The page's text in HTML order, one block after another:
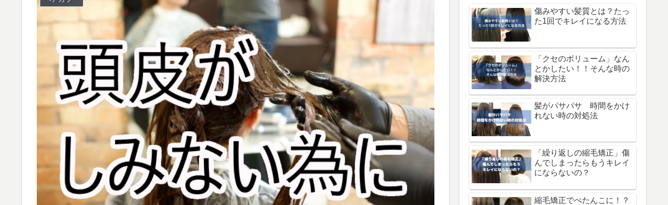
傷みやすい髪質とは？たっ
た1回でキレイになる方法
「クセのボリューム」なん
とかしたい！！そんな時の
解決方法
髪がパサパサ 時間をかけ
れない時の対処法
「繰り返しの縮毛矯正」傷
んでしまったらもうキレイ
にならないの？
縮毛矯正でぺたんこに！？